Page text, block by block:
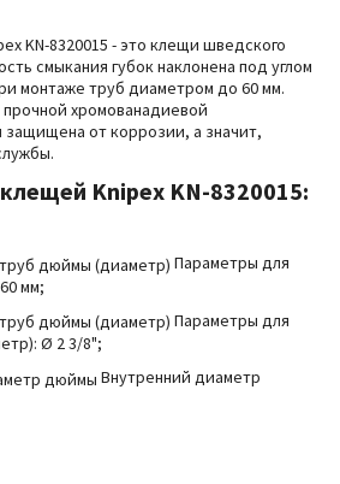
KN-8320015 - это клещи шведского
смыкания губок наклонена под углом
монтаже труб диаметром до 60 мм.
хромованадиевой
защищена от коррозии, а значит,
Knipex KN-8320015:
Параметры для
мм;
Параметры для
Ø 2 3/8";
Внутренний диаметр